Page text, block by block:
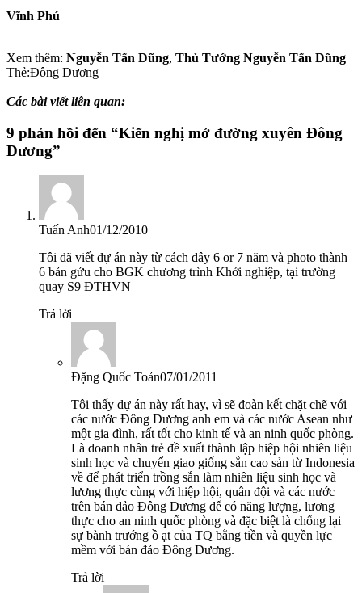
Vĩnh Phú
Xem thêm: Nguyễn Tấn Dũng, Thủ Tướng Nguyễn Tấn Dũng
Thẻ:Đông Dương
Các bài viết liên quan:
9 phản hồi đến “Kiến nghị mở đường xuyên Đông
Dương”
Tuấn Anh01/12/2010
Tôi đã viết dự án này từ cách đây 6 or 7 năm và photo thành
6 bản gửu cho BGK chương trình Khởi nghiệp, tại trường
quay S9 ĐTHVN
Trả lời
Đặng Quốc Toản07/01/2011
Tôi thấy dự án này rất hay, vì sẽ đoàn kết chặt chẽ với
các nước Đông Dương anh em và các nước Asean như
một gia đình, rất tốt cho kinh tế và an ninh quốc phòng.
Là doanh nhân trẻ đề xuất thành lập hiệp hội nhiên liệu
sinh học và chuyển giao giống sắn cao sản từ Indonesia
về để phát triển trồng sắn làm nhiên liệu sinh học và
lương thực cùng với hiệp hội, quân đội và các nước
trên bán đảo Đông Dương để có năng lượng, lương
thực cho an ninh quốc phòng và đặc biệt là chống lại
sự bành trướng ồ ạt của TQ bằng tiền và quyền lực
mềm với bán đảo Đông Dương.
Trả lời